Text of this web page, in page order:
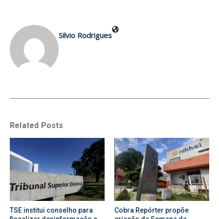
Silvio Rodrigues
Related Posts
TSE institui conselho para
Cobra Repórter propõe